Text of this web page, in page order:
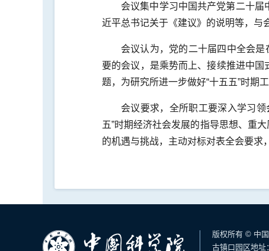
会议集中学习中国共产党第二十
近平总书记关于《建议》的说明等，与
会议认为，党的二十届四中全会
要的会议，是乘势而上、接续推进中
题，为研究所进一步做好“十五五”时期
会议要求，全所职工要深入学习
五”时期经济社会发展的指导思想、重
的机遇与挑战，主动对标对表全会要求
版权所有 © 中
古镇口园区地址